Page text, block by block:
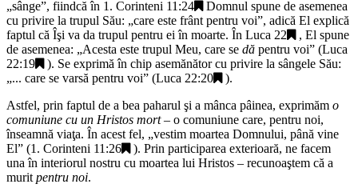
„sânge”, fiindcă în 1. Corinteni 11:24
Domnul spune de asemenea
cu privire la trupul Său: „care este frânt pentru voi”, adică El explică
faptul că Îşi va da trupul pentru ei în moarte. În Luca 22
, El spune
de asemenea: „Acesta este trupul Meu, care se dă pentru voi” (Luca
22:19
). Se exprimă în chip asemănător cu privire la sângele Său:
„... care se varsă pentru voi” (Luca 22:20
).
Astfel, prin faptul de a bea paharul şi a mânca pâinea, exprimăm o
comuniune cu un Hristos mort– o comuniune care, pentru noi,
înseamnă viaţa. În acest fel, „vestim moartea Domnului, până vine
El” (1. Corinteni 11:26
). Prin participarea exterioară, ne facem
una în interiorul nostru cu moartea lui Hristos – recunoaştem că a
murit pentru noi.